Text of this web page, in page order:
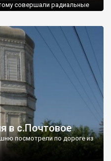
совершали радиальные
в с.Почтовое
посмотрели по дороге из